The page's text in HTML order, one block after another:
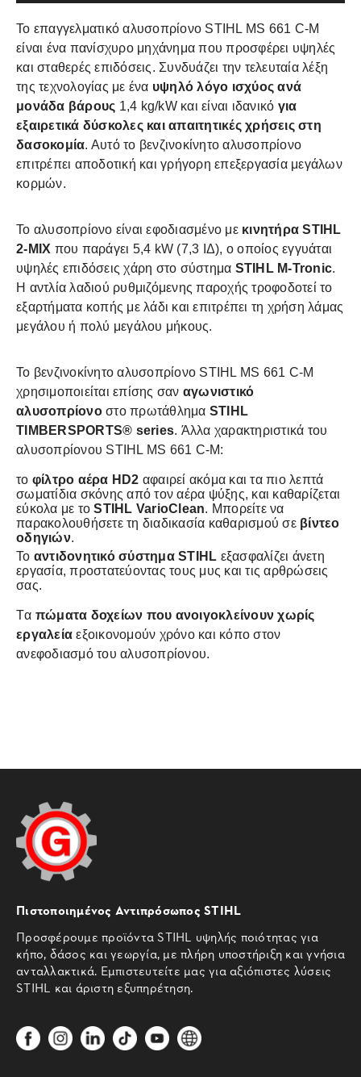
Το επαγγελματικό αλυσοπρίονο STIHL MS 661 C-M
είναι ένα πανίσχυρο μηχάνημα που προσφέρει υψηλές
και σταθερές επιδόσεις. Συνδυάζει την τελευταία λέξη
της τεχνολογίας με ένα υψηλό λόγο ισχύος ανά
μονάδα βάρους 1,4 kg/kW και είναι ιδανικό για
εξαιρετικά δύσκολες και απαιτητικές χρήσεις στη
δασοκομία. Αυτό το βενζινοκίνητο αλυσοπρίονο
επιτρέπει αποδοτική και γρήγορη επεξεργασία μεγάλων
κορμών.
Το αλυσοπρίονο είναι εφοδιασμένο με κινητήρα STIHL
2-MIX που παράγει 5,4 kW (7,3 ΙΔ), ο οποίος εγγυάται
υψηλές επιδόσεις χάρη στο σύστημα STIHL M-Tronic.
Η αντλία λαδιού ρυθμιζόμενης παροχής τροφοδοτεί το
εξαρτήματα κοπής με λάδι και επιτρέπει τη χρήση λάμας
μεγάλου ή πολύ μεγάλου μήκους.
Το βενζινοκίνητο αλυσοπρίονο STIHL MS 661 C-M
χρησιμοποιείται επίσης σαν αγωνιστικό
αλυσοπρίονο στο πρωτάθλημα STIHL
TIMBERSPORTS® series. Άλλα χαρακτηριστικά του
αλυσοπρίονου STIHL MS 661 C-M:
το φίλτρο αέρα HD2 αφαιρεί ακόμα και τα πιο λεπτά
σωματίδια σκόνης από τον αέρα ψύξης, και καθαρίζεται
εύκολα με το STIHL VarioClean. Μπορείτε να
παρακολουθήσετε τη διαδικασία καθαρισμού σε βίντεο
οδηγιών.
Το αντιδονητικό σύστημα STIHL εξασφαλίζει άνετη
εργασία, προστατεύοντας τους μυς και τις αρθρώσεις
σας.
Tα πώματα δοχείων που ανοιγοκλείνουν χωρίς
εργαλεία εξοικονομούν χρόνο και κόπο στον
ανεφοδιασμό του αλυσοπρίονου.
Πιστοποιημένος Αντιπρόσωπος STIHL
Προσφέρουμε προϊόντα STIHL υψηλής ποιότητας για
κήπο, δάσος και γεωργία, με πλήρη υποστήριξη και γνήσια
ανταλλακτικά. Εμπιστευτείτε μας για αξιόπιστες λύσεις
STIHL και άριστη εξυπηρέτηση.